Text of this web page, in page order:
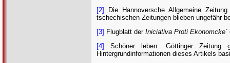
[2]
Die Hannoversche Allgemeine
tschechischen Zeitungen blieben ungefähr
[3] Flugblatt der Iniciativa Proti Ekonomcke´
[4]
Schöner leben. Göttinger Zeitung
Hintergrundinformationen dieses Artikels